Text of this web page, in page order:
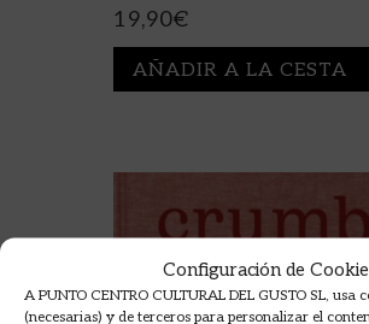
Configuración de
A PUNTO CENTRO CULTURAL DEL GUSTO SL, usa
(necesarias) y de terceros para personalizar el
19,90€
AÑADIR A LA CESTA